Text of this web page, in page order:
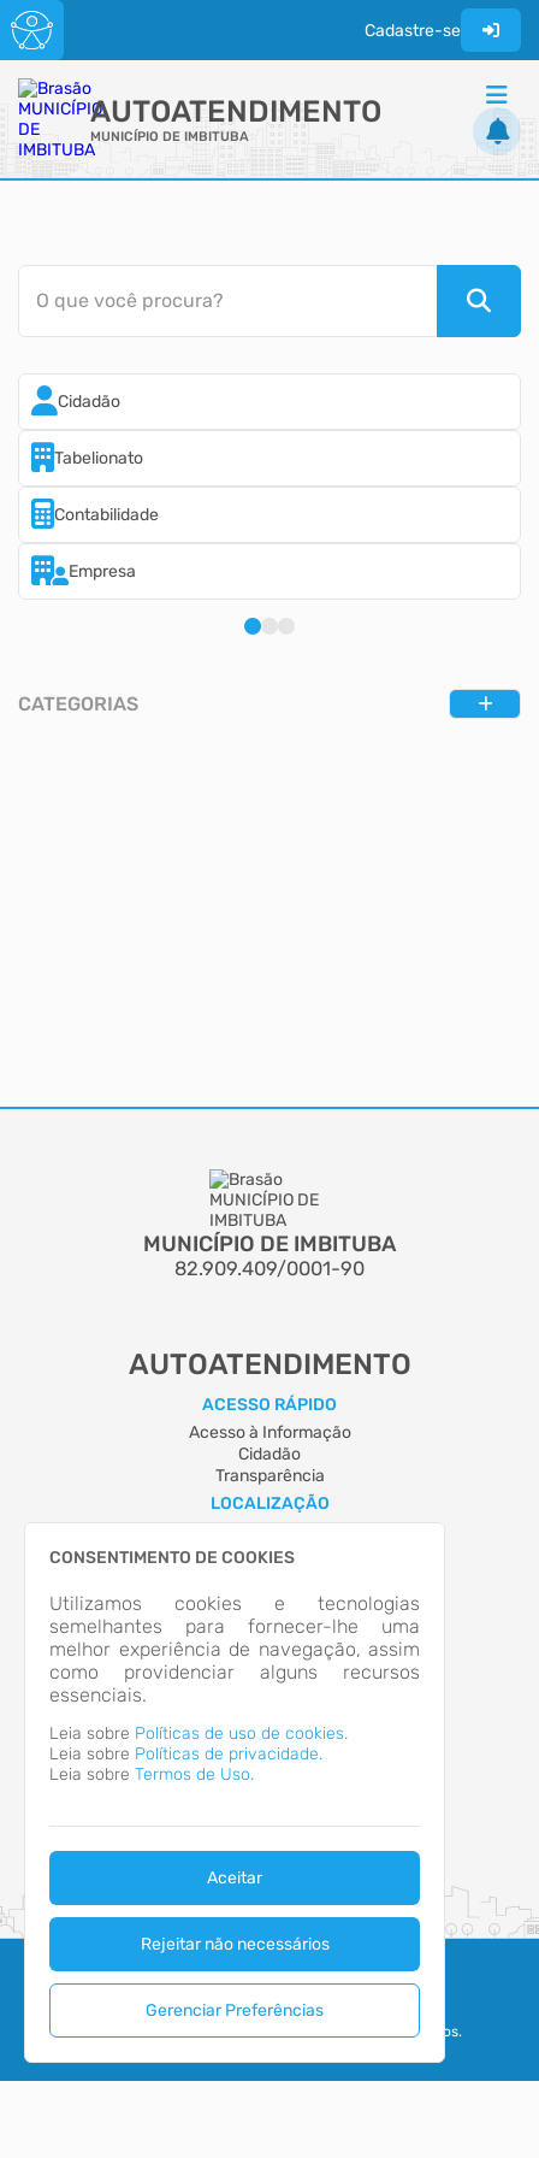
Cadastre-se
AUTOATENDIMENTO
MUNICÍPIO DE IMBITUBA
Cidadão
Transparência
O que você procura?
Cidadão
Tabelionato
Contabilidade
Empresa
CATEGORIAS
CONSENTIMENTO DE COOKIES
Utilizamos cookies e tecnologias
semelhantes para fornecer-lhe uma
melhor experiência de navegação, assim
como providenciar alguns recursos
essenciais.
Leia sobre Políticas de uso de cookies.
Leia sobre Políticas de privacidade.
Leia sobre Termos de Uso.
Aceitar
Rejeitar não necessários
Gerenciar Preferências
MUNICÍPIO DE IMBITUBA
82.909.409/0001-90
AUTOATENDIMENTO
ACESSO RÁPIDO
Acesso à Informação
Cidadão
Transparência
LOCALIZAÇÃO
Imbituba/
Abrir no Mapa
CONTATOS
(48) 3355-8100
informatica@imbituba.sc.gov.br
Segunda-feira a Sexta-feira13:00 às 19:00
2026 - IPM Sistemas Ltda. Todos os Direitos Reservados.